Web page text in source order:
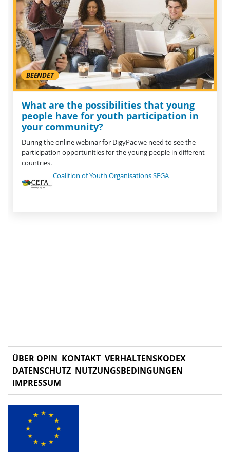
BEENDET
What are the possibilities that young
people have for youth participation in
your community?
During the online webinar for DigyPac we need to see the
participation opportunities for the young people in different
countries.
Coalition of Youth Organisations SEGA
ÜBER OPIN KONTAKT VERHALTENSKODEX
DATENSCHUTZ NUTZUNGSBEDINGUNGEN
IMPRESSUM